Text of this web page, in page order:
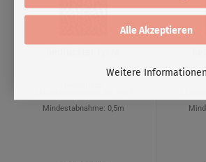
Alle Akzeptieren
Weitere Informationen
Mindestabnahme: 0,5m